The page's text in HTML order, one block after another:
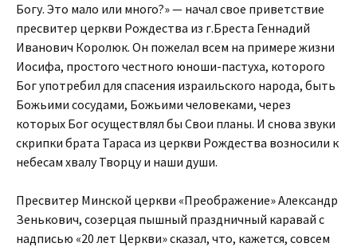
Богу. Это мало или много?» — начал свое приветствие
пресвитер церкви Рождества из г.Бреста Геннадий
Иванович Королюк. Он пожелал всем на примере жизни
Иосифа, простого честного юноши-пастуха, которого
Бог употребил для спасения израильского народа, быть
Божьими сосудами, Божьими человеками, через
которых Бог осуществлял бы Свои планы. И снова звуки
скрипки брата Тараса из церкви Рождества возносили к
небесам хвалу Творцу и наши души.
Пресвитер Минской церкви «Преображение» Александр
Зенькович, созерцая пышный праздничный каравай с
надписью «20 лет Церкви» сказал, что, кажется, совсем